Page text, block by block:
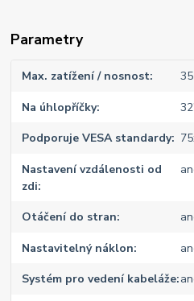
Parametry
Max. zatížení / nosnost
Na úhlopříčky
Podporuje VESA standardy
Nastavení vzdálenosti od
zdi
Otáčení do stran
Nastavitelný náklon
Systém pro vedení kabeláže